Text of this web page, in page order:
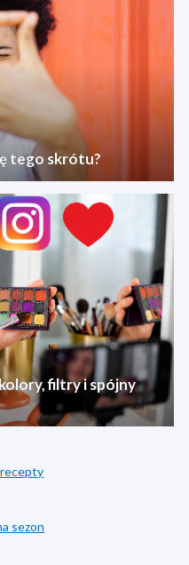
tego skrótu?
filtry i spójny
sezon